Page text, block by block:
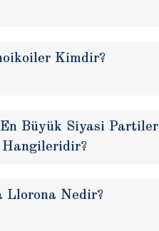
Kimdir?
Büyük Siyasi Partiler
Hangileridir?
Llorona Nedir?